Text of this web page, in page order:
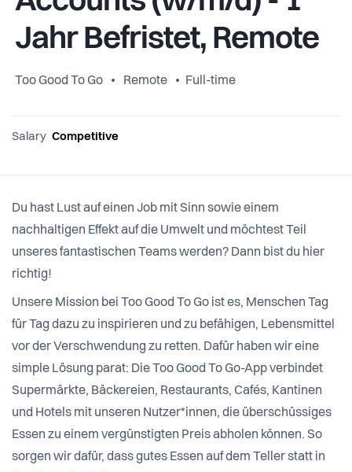
Jahr Befristet, Remote
Too Good To Go Remote Full-time
Salary Competitive
Du hast Lust auf einen Job mit Sinn sowie einem
nachhaltigen Effekt auf die Umwelt und möchtest Teil
unseres fantastischen Teams werden? Dann bist du hier
richtig!
Unsere Mission bei Too Good To Go ist es, Menschen Tag
für Tag dazu zu inspirieren und zu befähigen, Lebensmittel
vor der Verschwendung zu retten. Dafür haben wir eine
simple Lösung parat: Die Too Good To Go-App verbindet
Supermärkte, Bäckereien, Restaurants, Cafés, Kantinen
und Hotels mit unseren Nutzer*innen, die überschüssiges
Essen zu einem vergünstigten Preis abholen können. So
sorgen wir dafür, dass gutes Essen auf dem Teller statt in